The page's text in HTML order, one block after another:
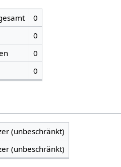
0
0
0
0
(unbeschränkt)
(unbeschränkt)